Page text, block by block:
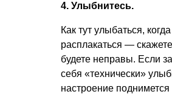
4. Улыбнитесь.
Как тут улыбаться,
расплакаться —
будете неправы. Если
себя «технически»
настроение поднимется